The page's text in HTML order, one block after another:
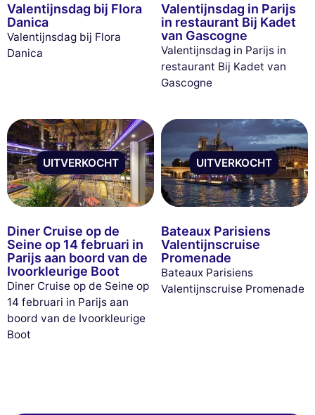
Valentijnsdag bij Flora
Danica
Valentijnsdag bij Flora
Danica
Valentijnsdag in Parijs
in restaurant Bij Kadet
van Gascogne
Valentijnsdag in Parijs in
restaurant Bij Kadet van
Gascogne
UITVERKOCHT
Diner Cruise op de
Seine op 14 februari in
Parijs aan boord van de
Ivoorkleurige Boot
Diner Cruise op de Seine op
14 februari in Parijs aan
boord van de Ivoorkleurige
Boot
UITVERKOCHT
Bateaux Parisiens
Valentijnscruise
Promenade
Bateaux Parisiens
Valentijnscruise Promenade